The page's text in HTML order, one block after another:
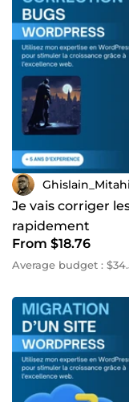
Collaboration agile
dans les délais,
pensées pour durer
Stack maîtrisée :
High Level, Next.js,
Tailwind CSS, Docker,
un projet ou une
transformons
rentable,
Ghislain_Mitahi
Je vais corriger
rapidement
From $18.76
Average budget :